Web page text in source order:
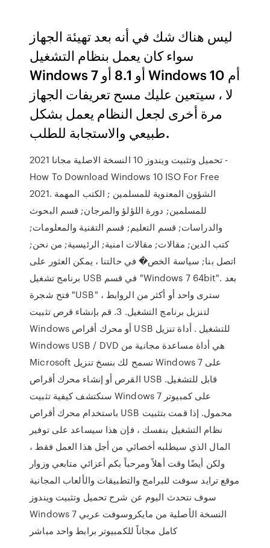
ليس هناك شك في أنه بعد تهيئة الجهاز
سواء كان يعمل بنظام التشغيل
Windows 7 أو 8.1 أو Windows 10 أم
لا ، سيتعين عليك مسح تعريفات الجهاز
مرة أخرى لجعل النظام يعمل بشكل
طبيعي والاستجابة للطلب.
تحميل وتثبيت ويندوز 10 النسخة الاصلية مجانا 2021 -
How To Download Windows 10 ISO For Free
2021. الشؤون المعنوية للمسلمين ; الكتب المهمة
للمسلمين; دورة اللؤلؤ والمرجان; قسم البحوث
والدراسات; قسم التعليم; قسم التقنية والمعلومات;
كتب الدين; مقالات; مقالات امنية; الرئيسية; من نحن;
اتصل بنا; سياسة الخص� في حالتنا ، يمكن العثور على
برنامج تشغيل USB في قسم "Windows 7 64bit". بعد
فتح شجرة "USB" ، سترى واحد أو أكثر من الروابط
لتنزيل برنامج التشغيل. 3. قم بإنشاء قرص تثبيت
Windows أو محرك أقراص USB للتشغيل . أداة تنزيل
Windows USB / DVD هي أداة مساعدة مجانية من
Microsoft تسمح لك بنسخ تنزيل Windows 7 على
القرص أو إنشاء محرك أقراص USB قابل للتشغيل.
سنكتشف كيفية تثبيت Windows 7 على كمبيوتر
باستخدام محرك أقراص USB محمول. إذا قمت بتثبيت
نظام التشغيل بنفسك ، فإن هذا سيساعد على توفير
المال الذي سيطلبه أخصائي من أجل هذا العمل فقط ،
ولكن أيضًا وقت أهلاً ومرحباً بكم أعزائي متابعي وزوار
موقع ترايد سوفت للبرامج والتطبيقات والألعاب المجانية
سوف نتحدث اليوم عن شرح تحميل وتثبيت ويندوز
Windows 7 النسخة الأصلية من مايكروسوفت عربي
كامل مجاناً للكمبيوتر برابط واحد مباشر